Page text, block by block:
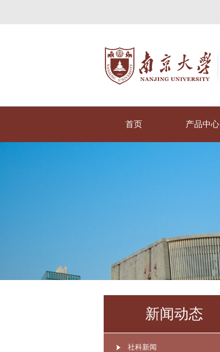
首页 产品中心
新闻动态
社科新闻